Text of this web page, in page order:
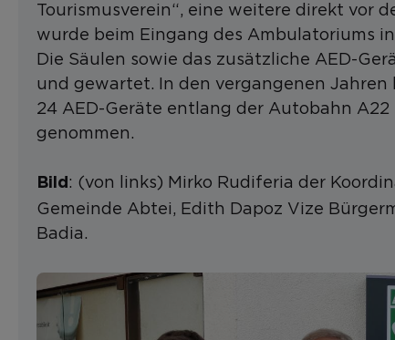
Tourismusverein“, eine weitere direkt vor
wurde beim Eingang des Ambulatoriums
Die Säulen sowie das zusätzliche AED-
und gewartet. In den vergangenen Jahren
24 AED-Geräte entlang der Autobahn
genommen.
Bild : (von links) Mirko Rudiferia der
Gemeinde Abtei, Edith Dapoz Vize
Badia.